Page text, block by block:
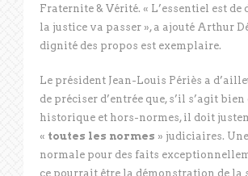
Fraternite & Vérité. « L’essentiel est de
la justice va passer », a ajouté Arthur
dignité des propos est exemplaire.
Le président Jean-Louis Périès a
de préciser d’entrée que, s’il s’agit bien
historique et hors-normes, il doit
« toutes les normes » judiciaires.
normale pour des faits
ce pourrait être la démonstration de la